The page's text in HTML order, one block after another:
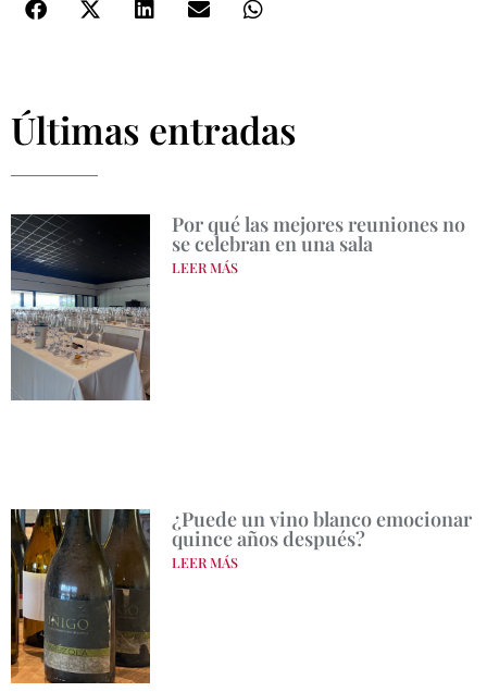
Últimas entradas
Por qué las mejores reuniones no
se celebran en una sala
LEER MÁS
¿Puede un vino blanco emocionar
quince años después?
LEER MÁS